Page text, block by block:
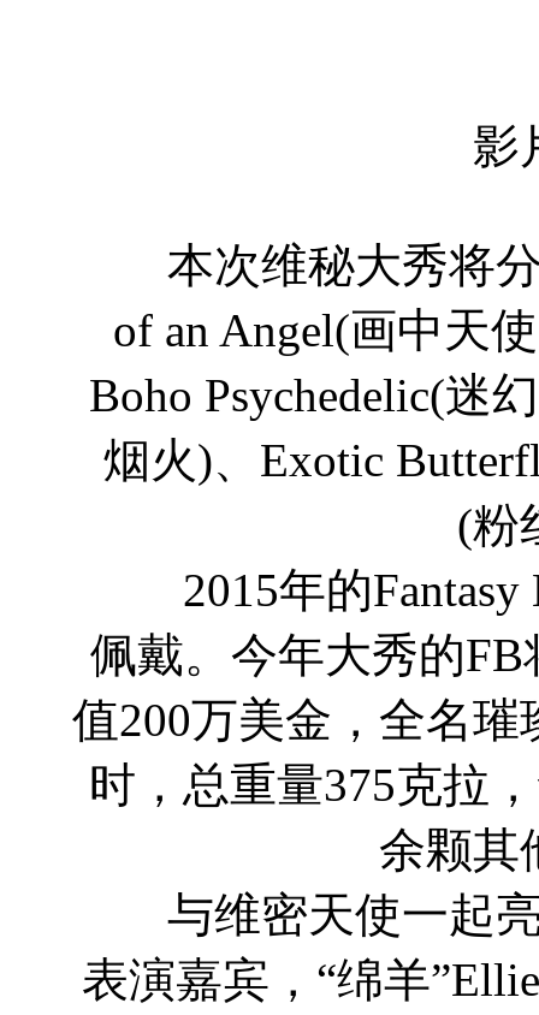
影
本次维秘大秀将分
of an Angel(画中天
Boho Psychedelic(迷
烟火)、Exotic
(粉
2015年的Fantasy
佩戴。今年大秀的
值200万美金，全名
时，总重量375克拉
余颗其
与维密天使一起亮
表演嘉宾，“绵羊